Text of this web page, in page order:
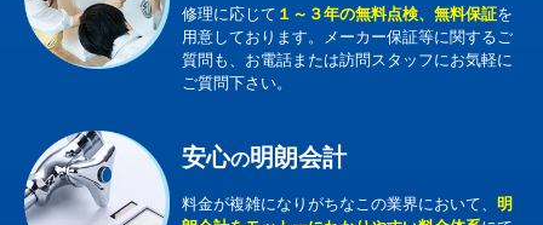
修理に応じて １～３年の無料点検、無料保証を
用意しております。メーカー保証等に関するご
質問も、お電話または訪問スタッフにお気軽に
ご質問下さい。
安心の明朗会計
料金が複雑になりがちなこの業界において、 明